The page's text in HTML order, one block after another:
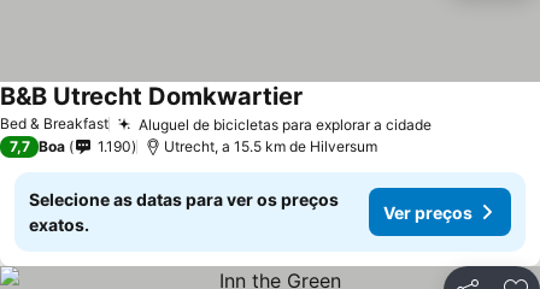
Bed & Breakfast Aluguel de bicicletas para explorar a cidade
B&B Utrecht Domkwartier
7,7 Boa 1.190 Utrecht, a 15.5 km de Hilversum
Selecione as datas para ver os preços
exatos.
Ver preços